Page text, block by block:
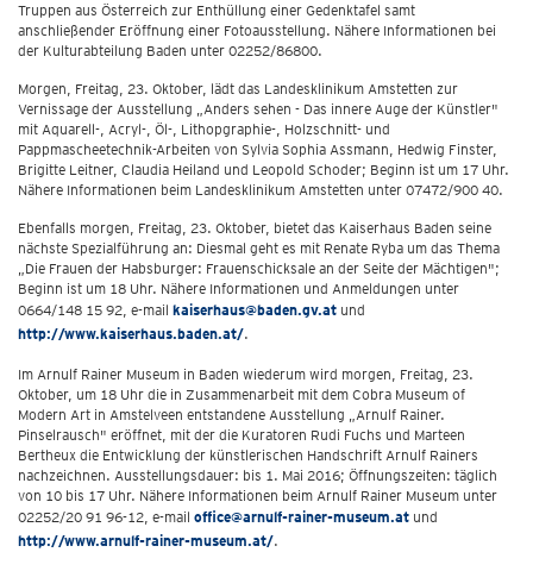
Truppen aus Österreich zur Enthüllung einer Gedenktafel samt
anschließender Eröffnung einer Fotoausstellung. Nähere Informationen bei
der Kulturabteilung Baden unter 02252/86800.
Morgen, Freitag, 23. Oktober, lädt das Landesklinikum Amstetten zur
Vernissage der Ausstellung „Anders sehen - Das innere Auge der Künstler"
mit Aquarell-, Acryl-, Öl-, Lithopgraphie-, Holzschnitt- und
Pappmascheetechnik-Arbeiten von Sylvia Sophia Assmann, Hedwig Finster,
Brigitte Leitner, Claudia Heiland und Leopold Schoder; Beginn ist um 17 Uhr.
Nähere Informationen beim Landesklinikum Amstetten unter 07472/900 40.
Ebenfalls morgen, Freitag, 23. Oktober, bietet das Kaiserhaus Baden seine
nächste Spezialführung an: Diesmal geht es mit Renate Ryba um das Thema
„Die Frauen der Habsburger: Frauenschicksale an der Seite der Mächtigen";
Beginn ist um 18 Uhr. Nähere Informationen und Anmeldungen unter
0664/148 15 92, e-mail kaiserhaus@baden.gv.at und
http://www.kaiserhaus.baden.at/.
Im Arnulf Rainer Museum in Baden wiederum wird morgen, Freitag, 23.
Oktober, um 18 Uhr die in Zusammenarbeit mit dem Cobra Museum of
Modern Art in Amstelveen entstandene Ausstellung „Arnulf Rainer.
Pinselrausch" eröffnet, mit der die Kuratoren Rudi Fuchs und Marteen
Bertheux die Entwicklung der künstlerischen Handschrift Arnulf Rainers
nachzeichnen. Ausstellungsdauer: bis 1. Mai 2016; Öffnungszeiten: täglich
von 10 bis 17 Uhr. Nähere Informationen beim Arnulf Rainer Museum unter
02252/20 91 96-12, e-mail office@arnulf-rainer-museum.at und
http://www.arnulf-rainer-museum.at/.